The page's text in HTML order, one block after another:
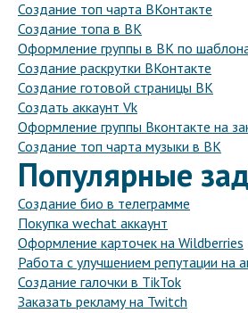
Создание топ чарта ВКонтакте
Создание топа в ВК
Оформление группы в ВК по
Создание раскрутки ВКонтакте
Создание готовой страницы ВК
Создать аккаунт Vk
Оформление группы Вконтакте на
Создание топ чарта музыки в ВК
Популярные
Создание био в телеграмме
Покупка wechat аккаунт
Оформление карточек на Wildberries
Работа с улучшением репутации на
Создание галочки в TikTok
Заказать рекламу на Twitch